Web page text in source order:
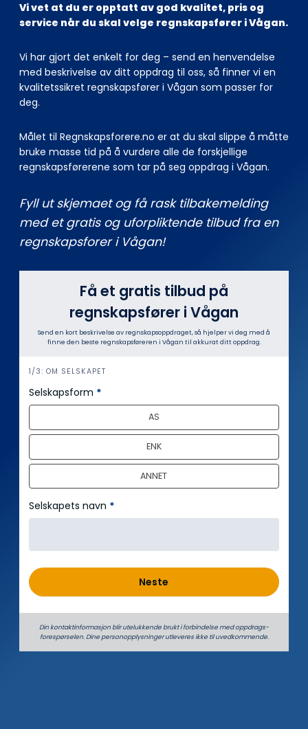
Vi vet at du er opptatt av god kvalitet, pris og
service når du skal velge regnskapsfører i Vågan.
Vi har gjort det enkelt for deg – send en henvendelse
med beskrivelse av ditt oppdrag til oss, så finner vi en
kvalitetssikret regnskapsfører i Vågan som passer for
deg.
Målet til Regnskapsforere.no er at du skal slippe å måtte
bruke masse tid på å vurdere alle de forskjellige
regnskapsførerene som tar på seg oppdrag i Vågan.
Fyll ut skjemaet og få rask tilbakemelding
med et gratis og uforpliktende tilbud fra en
regnskapsforer i Vågan!
Få et gratis tilbud på
regnskapsfører i Vågan
Send en kort beskrivelse av regnskapsoppdraget, så hjelper vi deg med å
finne den beste regnskapsføreren i Vågan til akkurat ditt oppdrag.
i
n
n
o
d
1/3: OM SELSKAPET
Selskapsform *
AS
ENK
ANNET
Selskapets navn *
Neste
Din kontaktinformasjon blir utelukkende brukt i forbindelse med oppdrags­
forespørselen. Dine person­­opplysninger utleveres ikke til uvedkommende.